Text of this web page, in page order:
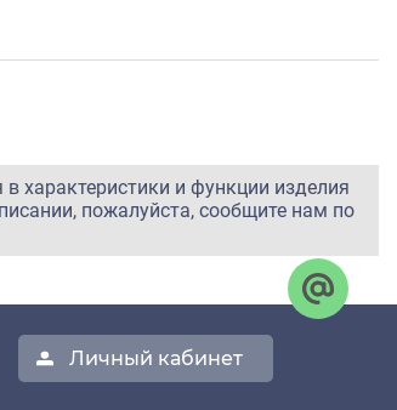
характеристики и функции изделия
пожалуйста, сообщите нам по
Личный кабинет